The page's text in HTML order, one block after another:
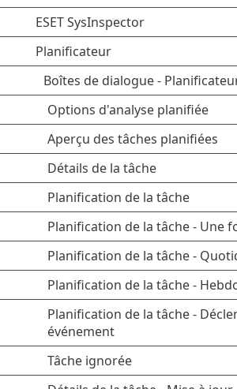
ESET SysInspector
Planificateur
Boîtes de dialogue -
Options d'analyse planifiée
Aperçu des tâches planifiées
Détails de la tâche
Planification de la tâche
Planification de la tâche - Une
Planification de la tâche -
Planification de la tâche -
Planification de la tâche -
événement
Tâche ignorée